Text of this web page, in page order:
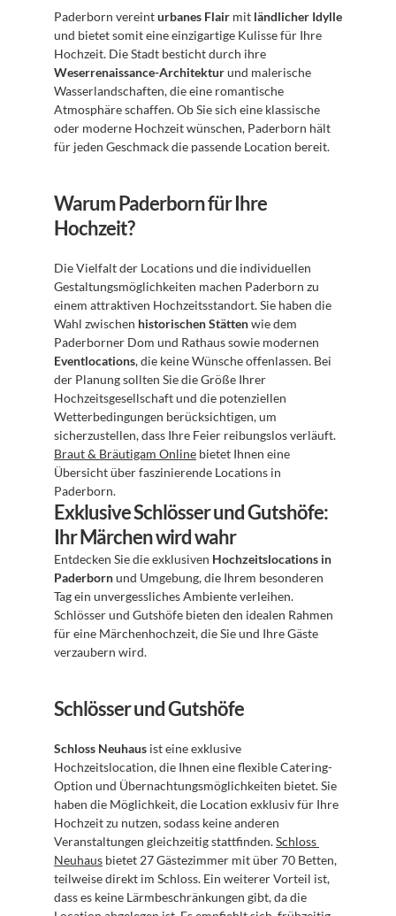
Paderborn vereint urbanes Flair mit ländlicher Idylle
und bietet somit eine einzigartige Kulisse für Ihre
Weserrenaissance-Architektur und malerische
Wasserlandschaften, die eine romantische
Atmosphäre schaffen. Ob Sie sich eine klassische
oder moderne Hochzeit wünschen, Paderborn hält
für jeden Geschmack die passende Location bereit.
Warum Paderborn für Ihre
Hochzeit?
Die Vielfalt der Locations und die individuellen
Gestaltungsmöglichkeiten machen Paderborn zu
einem attraktiven Hochzeitsstandort. Sie haben die
Wahl zwischen historischen Stätten wie dem
Eventlocations, die keine Wünsche offenlassen. Bei
der Planung sollten Sie die Größe Ihrer
Hochzeitsgesellschaft und die potenziellen
Wetterbedingungen berücksichtigen, um
Braut & Bräutigam Online bietet Ihnen eine
Übersicht über faszinierende Locations in
Paderborn.
Exklusive Schlösser und Gutshöfe:
Ihr Märchen wird wahr
Entdecken Sie die exklusiven Hochzeitslocations in
Paderborn und Umgebung, die Ihrem besonderen
Tag ein unvergessliches Ambiente verleihen.
Schlösser und Gutshöfe bieten den idealen Rahmen
für eine Märchenhochzeit, die Sie und Ihre Gäste
verzaubern wird.
Schlösser und Gutshöfe
Schloss Neuhaus ist eine exklusive
Hochzeitslocation, die Ihnen eine flexible Catering-
Option und Übernachtungsmöglichkeiten bietet. Sie
haben die Möglichkeit, die Location exklusiv für Ihre
Hochzeit zu nutzen, sodass keine anderen
Veranstaltungen gleichzeitig stattfinden. Schloss
Neuhaus bietet 27 Gästezimmer mit über 70 Betten,
teilweise direkt im Schloss. Ein weiterer Vorteil ist,
dass es keine Lärmbeschränkungen gibt, da die